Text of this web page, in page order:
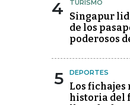
4 TURISMO
Singapur
de los
poderosos
5 DEPORTES
Los fichajes
historia del